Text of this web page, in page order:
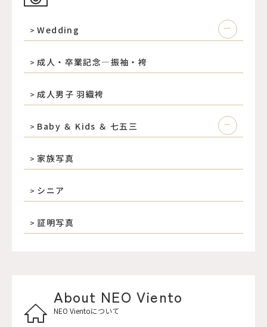
Wedding
成人・卒業記念―振袖・袴
成人男子 羽織袴
Baby ＆ Kids ＆ 七五三
家族写真
シニア
証明写真
About NEO Viento
NEO Vientoについて